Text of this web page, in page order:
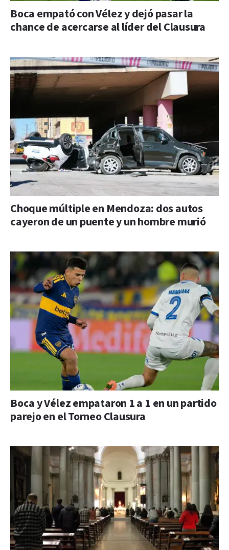
Boca empató con Vélez y dejó pasar la
chance de acercarse al líder del Clausura
Choque múltiple en Mendoza: dos autos
cayeron de un puente y un hombre murió
Boca y Vélez empataron 1 a 1 en un partido
parejo en el Torneo Clausura